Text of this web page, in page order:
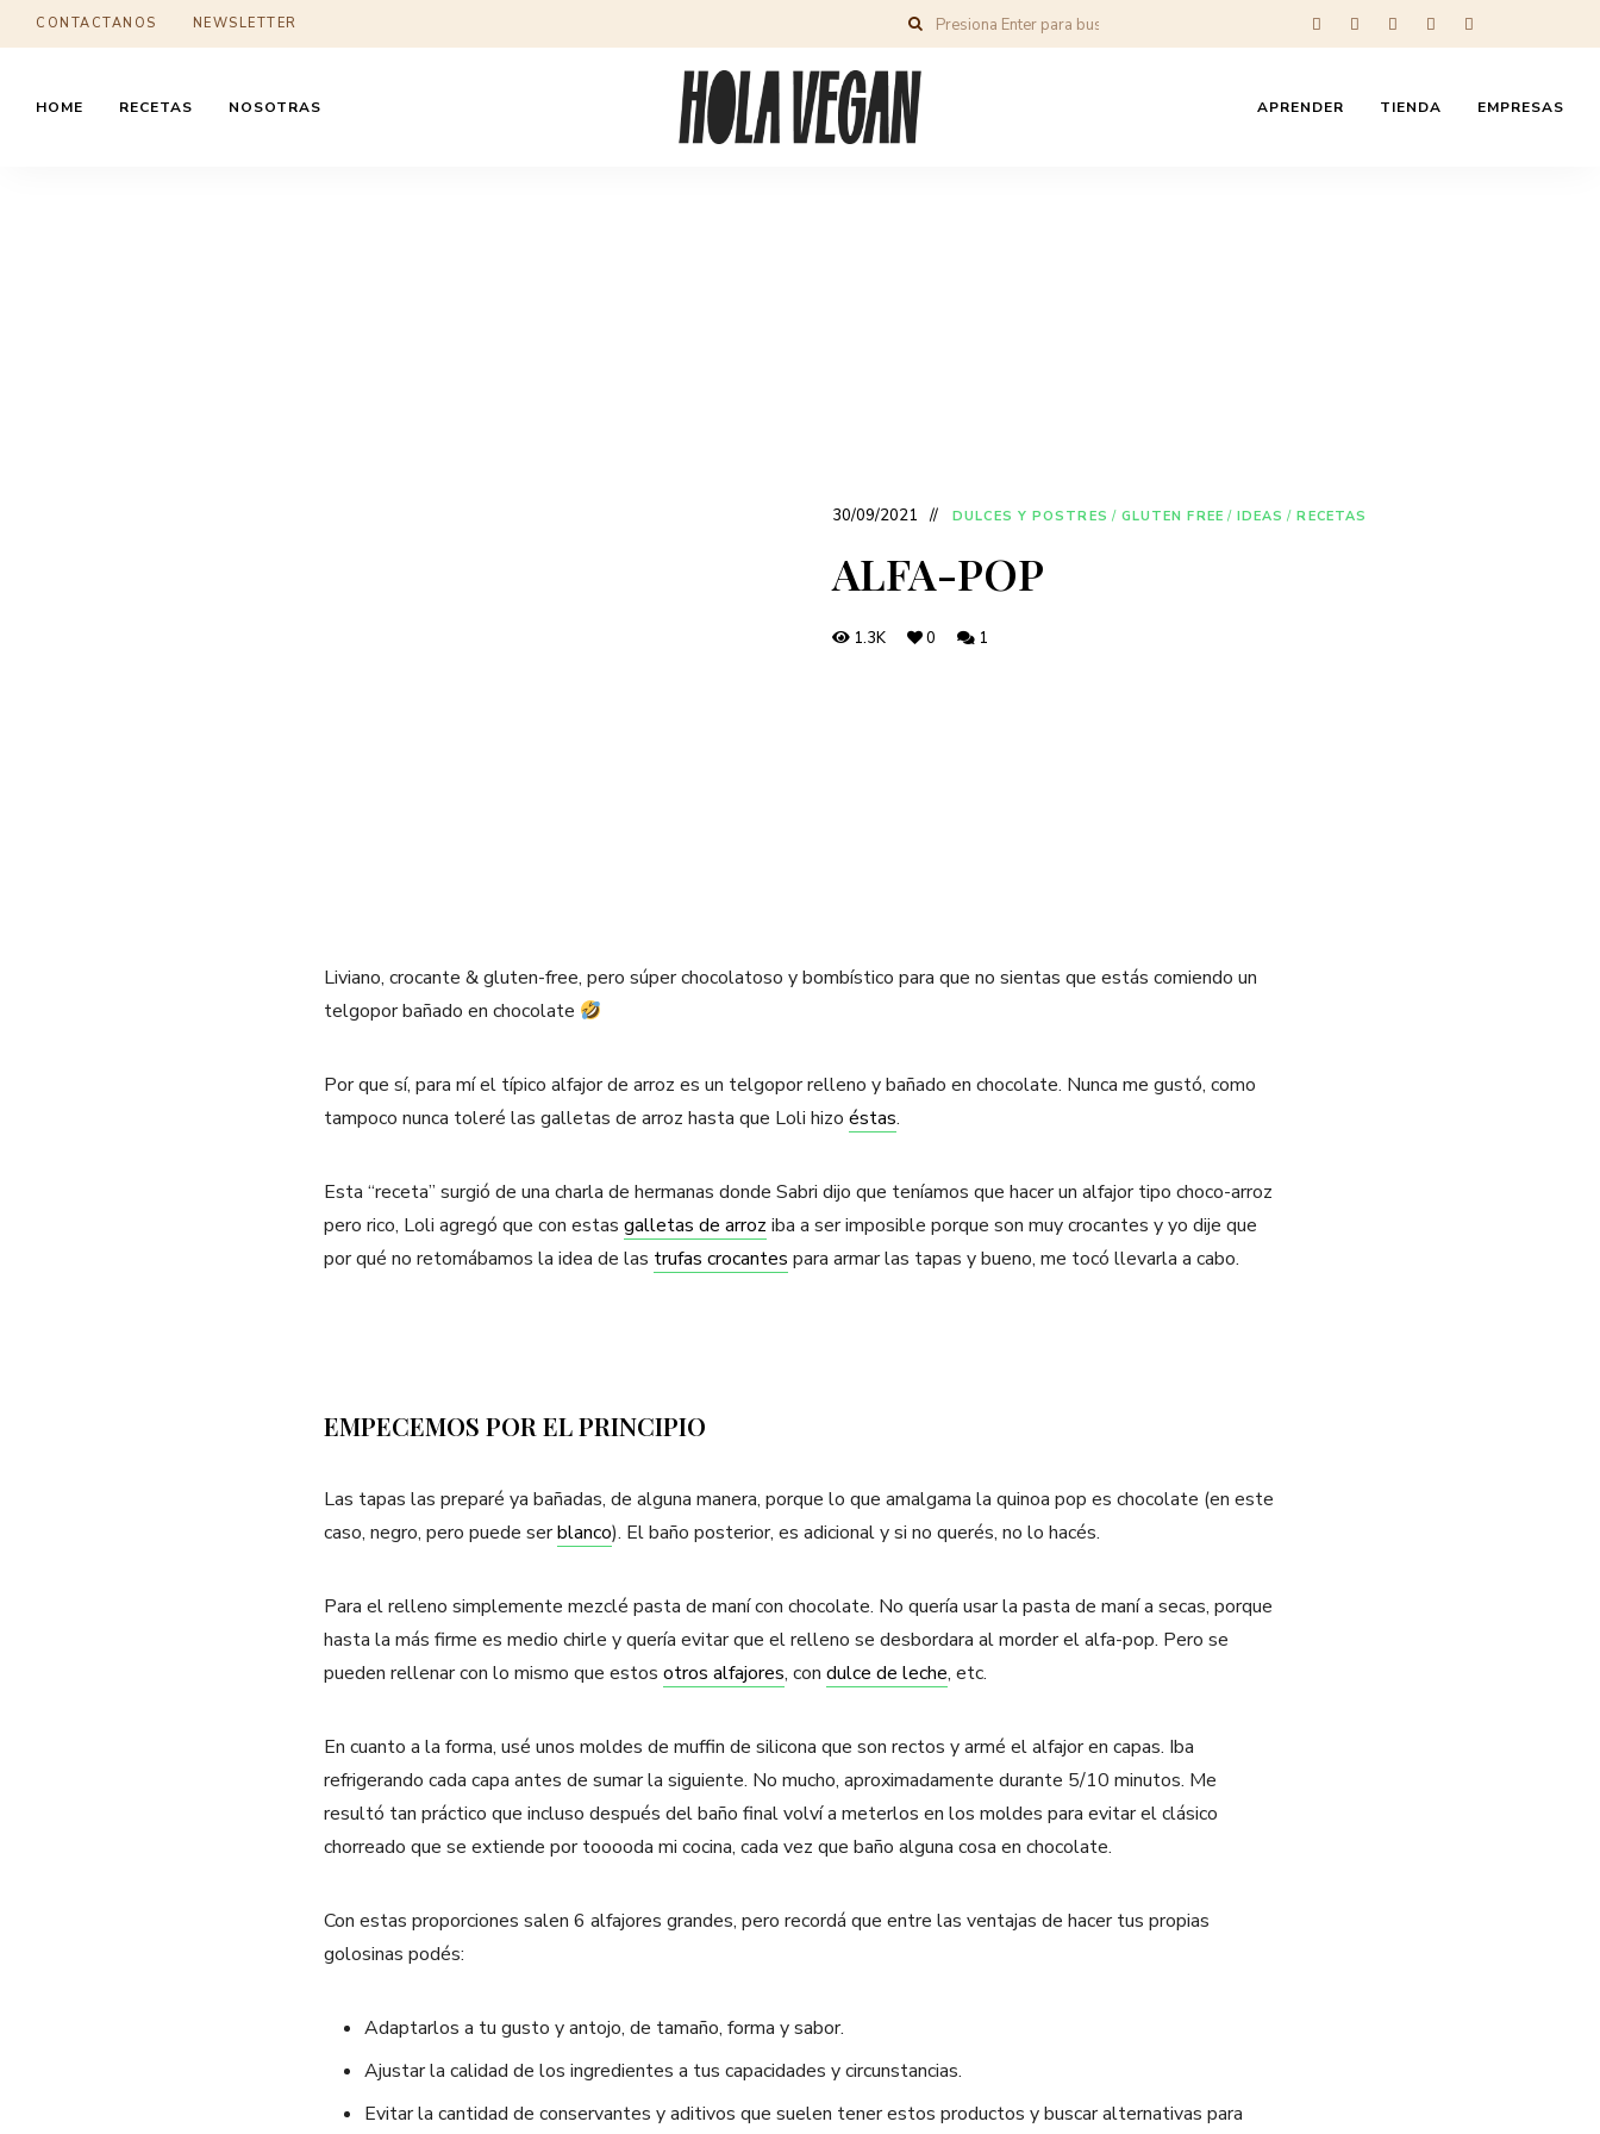
CONTACTANOS NEWSLETTER
HOME RECETAS NOSOTRAS APRENDER TIENDA EMPRESAS
30/09/2021 DULCES Y POSTRES / GLUTEN FREE / IDEAS / RECETAS
ALFA-POP
1.3K 0 1
Liviano, crocante & gluten-free, pero súper chocolatoso y bombístico para que no sientas que estás comiendo un
telgopor bañado en chocolate
Por que sí, para mí el típico alfajor de arroz es un telgopor relleno y bañado en chocolate. Nunca me gustó, como
tampoco nunca toleré las galletas de arroz hasta que Loli hizo éstas.
Esta “receta” surgió de una charla de hermanas donde Sabri dijo que teníamos que hacer un alfajor tipo choco-arroz
pero rico, Loli agregó que con estas galletas de arroz iba a ser imposible porque son muy crocantes y yo dije que
por qué no retomábamos la idea de las trufas crocantes para armar las tapas y bueno, me tocó llevarla a cabo.
EMPECEMOS POR EL PRINCIPIO
Las tapas las preparé ya bañadas, de alguna manera, porque lo que amalgama la quinoa pop es chocolate (en este
caso, negro, pero puede serblanco). El baño posterior, es adicional y si no querés, no lo hacés.
Para el relleno simplemente mezclé pasta de maní con chocolate. No quería usar la pasta de maní a secas, porque
hasta la más firme es medio chirle y quería evitar que el relleno se desbordara al morder el alfa-pop. Pero se
pueden rellenar con lo mismo que estos otros alfajores, con dulce de leche, etc.
En cuanto a la forma, usé unos moldes de muffin de silicona que son rectos y armé el alfajor en capas. Iba
refrigerando cada capa antes de sumar la siguiente. No mucho, aproximadamente durante 5/10 minutos. Me
resultó tan práctico que incluso después del baño final volví a meterlos en los moldes para evitar el clásico
chorreado que se extiende por tooooda mi cocina, cada vez que baño alguna cosa en chocolate.
Con estas proporciones salen 6 alfajores grandes, pero recordá que entre las ventajas de hacer tus propias
golosinas podés:
Adaptarlos a tu gusto y antojo, de tamaño, forma y sabor.
Ajustar la calidad de los ingredientes a tus capacidades y circunstancias.
Evitar la cantidad de conservantes y aditivos que suelen tener estos productos y buscar alternativas para